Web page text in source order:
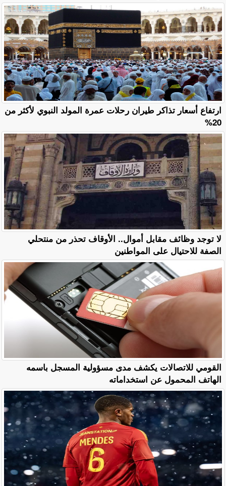
ارتفاع أسعار تذاكر طيران رحلات عمرة المولد النبوي لأكثر من
20%
لا توجد وظائف مقابل أموال.. الأوقاف تحذر من منتحلي
الصفة للاحتيال على المواطنين
القومي للاتصالات يكشف مدى مسؤولية المسجل باسمه
الهاتف المحمول عن استخداماته